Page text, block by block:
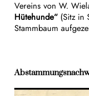
Vereins von W.
Hütehunde“ (Sitz in
Stammbaum